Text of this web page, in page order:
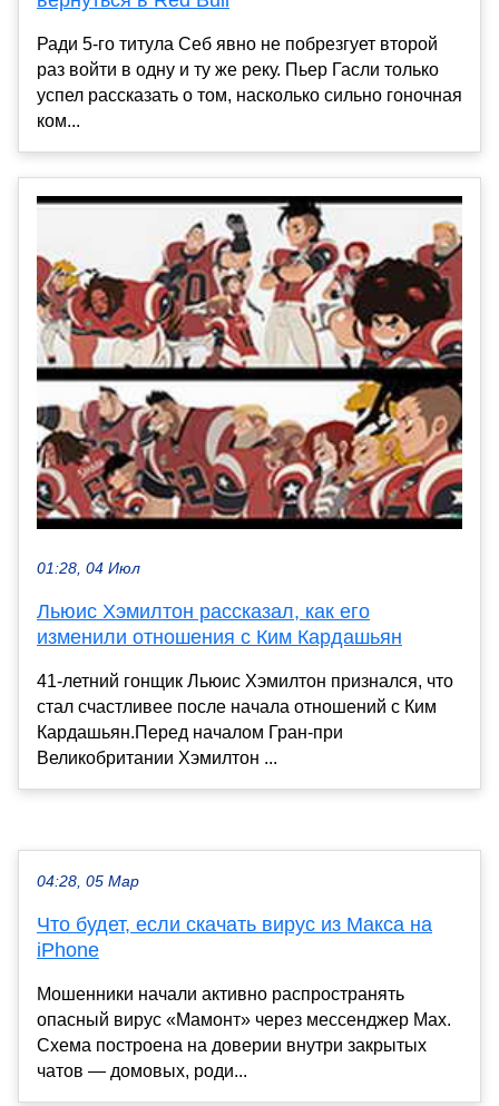
Ради 5-го титула Себ явно не побрезгует второй
раз войти в одну и ту же реку. Пьер Гасли только
успел рассказать о том, насколько сильно гоночная
ком...
01:28, 04 Июл
Льюис Хэмилтон рассказал, как его
изменили отношения с Ким Кардашьян
41-летний гонщик Льюис Хэмилтон признался, что
стал счастливее после начала отношений с Ким
Кардашьян.Перед началом Гран-при
Великобритании Хэмилтон ...
04:28, 05 Мар
Что будет, если скачать вирус из Макса на
iPhone
Мошенники начали активно распространять
опасный вирус «Мамонт» через мессенджер Max.
Схема построена на доверии внутри закрытых
чатов — домовых, роди...